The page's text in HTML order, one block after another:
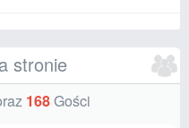
stronie
168Gości